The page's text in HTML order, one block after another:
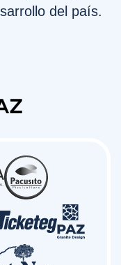
del país.